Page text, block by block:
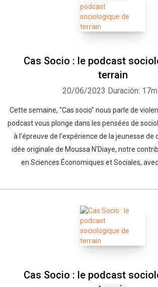
Cas Socio : le podcast
terrain
20/06/2023 Duración:
Cette semaine, "Cas socio" nous parle de
podcast vous plonge dans les pensées de
à l'épreuve de l'expérience de la jeunesse de
idée originale de Moussa N'Diaye, notre
en Sciences Économiques et Sociales,
Cas Socio : le podcast